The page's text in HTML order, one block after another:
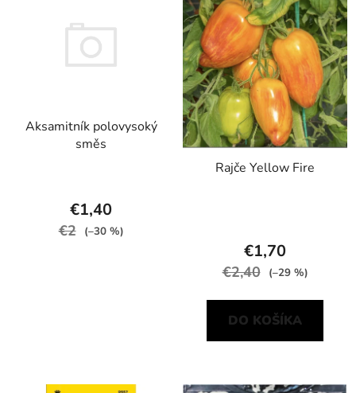
Aksamitník polovysoký
směs
€1,40
€2 (–30 %)
Rajče Yellow Fire
€1,70
€2,40 (–29 %)
DO KOŠÍKA